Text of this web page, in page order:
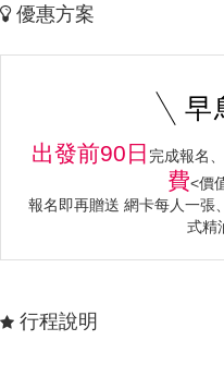
優惠方案
早
出發前90日 完成報名
費<價
報名即再贈送 網卡每人一張
式精
行程說明